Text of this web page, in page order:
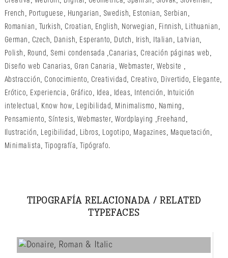
French , Portuguese , Hungarian , Swedish, Estonian, Serbian ,
Romanian , Turkish, Croatian, English, Norwegian , Finnish, Lithuanian ,
German , Czech, Danish, Esperanto, Dutch , Irish, Italian , Latvian,
Polish , Round , Semi condensada ,Canarias, Creación páginas web ,
Diseño web Canarias, Gran Canaria , Webmaster,Website ,
Abstracción, Conocimiento, Creatividad , Creativo, Divertido, Elegante,
Erótico, Experiencia , Gráfico , Idea , Ideas, Intención , Intuición
intelectual , Know how, Legibilidad , Minimalismo , Naming ,
Pensamiento, Síntesis,Webmaster,Wordplaying , Freehand ,
Ilustración, Legibilidad , Libros, Logotipo, Magazines, Maquetación ,
Minimalista, Tipografía, Tipógrafo.
TIPOGRAFÍA RELACIONADA / RELATED
TYPEFACES